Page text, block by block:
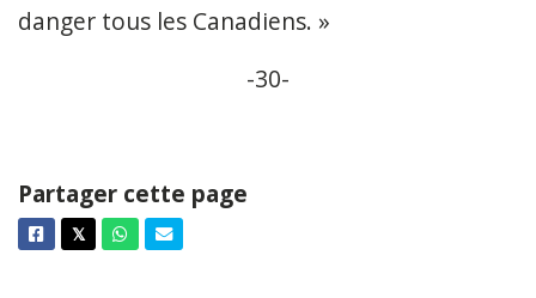
danger tous les Canadiens. »
-30-
Partager cette page
Facebook
𝕏TwitterWhatsappCourriel